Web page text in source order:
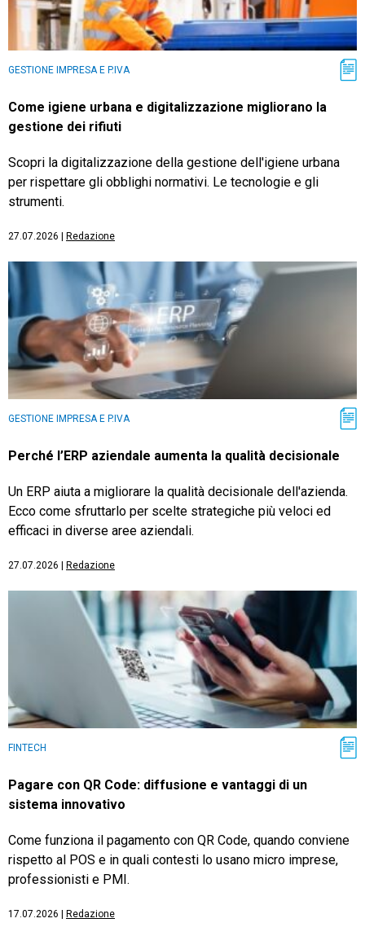
GESTIONE IMPRESA E P.IVA
Come igiene urbana e digitalizzazione migliorano la
gestione dei rifiuti
Scopri la digitalizzazione della gestione dell'igiene urbana
per rispettare gli obblighi normativi. Le tecnologie e gli
strumenti.
27.07.2026 Redazione
GESTIONE IMPRESA E P.IVA
Perché l’ERP aziendale aumenta la qualità decisionale
Un ERP aiuta a migliorare la qualità decisionale dell'azienda.
Ecco come sfruttarlo per scelte strategiche più veloci ed
efficaci in diverse aree aziendali.
27.07.2026 Redazione
FINTECH
Pagare con QR Code: diffusione e vantaggi di un
sistema innovativo
Come funziona il pagamento con QR Code, quando conviene
rispetto al POS e in quali contesti lo usano micro imprese,
professionisti e PMI.
17.07.2026 Redazione